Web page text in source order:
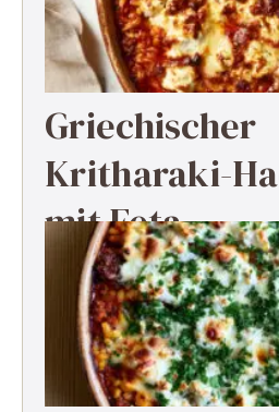
Griechischer
Kritharaki-
mit Feta